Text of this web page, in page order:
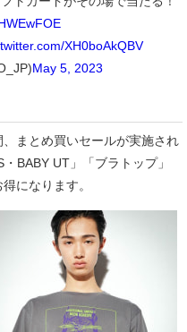
XH0boAkQBV
May 5, 2023
まとめ買いセールが実施され
BABY UT」「ブラトップ」
になります。